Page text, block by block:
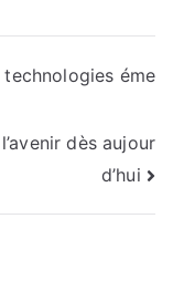
éme
dès aujour
d’hui